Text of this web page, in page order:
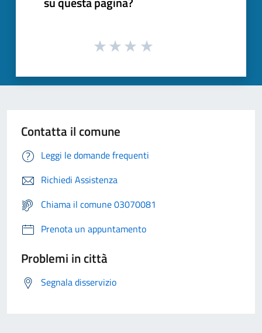
Contatta il comune
Leggi le domande frequenti
Richiedi Assistenza
Chiama il comune 03070081
Prenota un appuntamento
Problemi in città
Segnala disservizio